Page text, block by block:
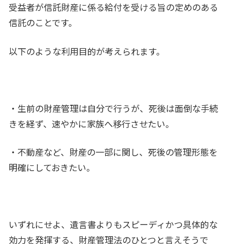
受益者が信託財産に係る給付を受ける旨の定めのある
信託のことです。
以下のような利用目的が考えられます。
・生前の財産管理は自分で行うが、死後は面倒な手続
きを経ず、速やかに家族へ移行させたい。
・不動産など、財産の一部に関し、死後の管理形態を
明確にしておきたい。
いずれにせよ、遺言書よりもスピーディかつ具体的な
効力を発揮する、財産管理法のひとつと言えそうで